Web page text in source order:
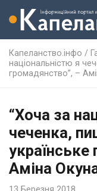
Капеланство.інфо /
національністю я
громадянство”, –
“Хоча за
чеченка,
Аміна